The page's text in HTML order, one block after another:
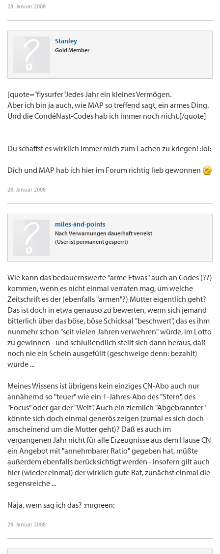
28. Januar 2008
Stanley
Gold Member
[quote="flysurfer"Jedes Jahr ein kleines Vermögen.
Aber ich bin ja auch, wie MAP so treffend sagt, ein armes Ding.
Und die CondéNast-Codes hab ich immer noch nicht.[/quote]
Du schaffst es wirklich immer mich zum Lachen zu kriegen! :lol:
Dich und MAP hab ich hier im Forum richtig lieb gewonnen
28. Januar 2008
miles-and-points
Nach Verwarnungen dauerhaft verreist
(User ist permanent gesperrt)
Wie kann das bedauernswerte "arme Etwas" auch an Codes (??)
kommen, wenn es nicht einmal verraten mag, um welche
Zeitschrift es der (ebenfalls "armen"?) Mutter eigentlich geht?
Das ist doch in etwa genauso zu bewerten, wenn sich jemand
bitterlich über das böse, böse Schicksal "beschwert", das es ihm
nunmehr schon "seit vielen Jahren verwehren" würde, im Lotto
zu gewinnen - und schlußendlich stellt sich dann heraus, daß
noch nie ein Schein ausgefüllt (geschweige denn: bezahlt)
wurde ...
Meines Wissens ist übrigens kein einziges CN-Abo auch nur
annähernd so "teuer" wie ein 1-Jahres-Abo des "Stern", des
"Focus" oder gar der "Welt". Auch ein ziemlich "Abgebrannter"
könnte sich doch einmal generös zeigen (zumal es sich doch
anscheinend um die Mutter geht)? Daß es auch im
vergangenen Jahr nicht für alle Erzeugnisse aus dem Hause CN
ein Angebot mit "annehmbarer Ratio" gegeben hat, müßte
außerdem ebenfalls berücksichtigt werden - insofern gilt auch
hier (wieder einmal) der wirklich gute Rat, zunächst einmal die
segensreiche ...
Naja, wem sag ich das? :mrgreen:
29. Januar 2008